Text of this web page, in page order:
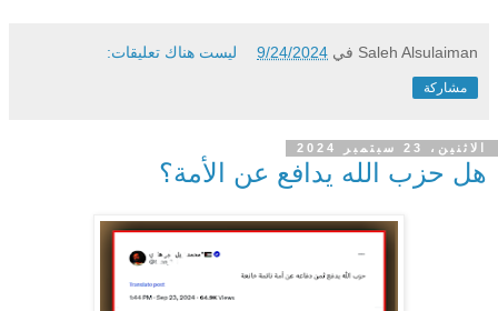
Saleh Alsulaiman في 9/24/2024 ليست هناك تعليقات:
مشاركة
الاثنين، 23 سبتمبر 2024
هل حزب الله يدافع عن الأمة؟